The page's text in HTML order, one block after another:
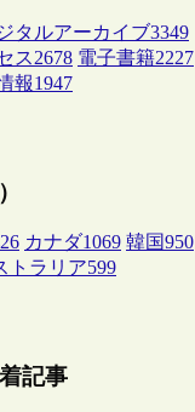
タルアーカイブ3349
ス2678 電子書籍2227
報1947
カナダ1069 韓国950
トラリア599
記事